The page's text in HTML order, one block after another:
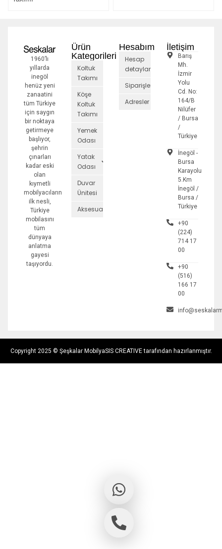
1960’lı
yıllarda
inegöl
henüz yeni
zanaatini
tüm Türkiye
için saygın
bir noktaya
getirmeye
başlıyor,
şehrin
çınarları
kadar eski
olan
kıymetli
mobilyacıların
ilk nesli,
Türkiye
mobilasını
tüm
dünyaya
anlatma
gayesi
taşıyordu.
Ürün
Kategorileri
Koltuk
Takımı
Köşe
Koltuk
Takımı
Yemek
Odası
Yatak
Odası
Duvar
Ünitesi
Aksesuarlar
Hesabım
Hesap
detayları
Siparişler
Adresler
İletişim
Barış
Mh.
İzmir
Yolu
Cd. No:
164/B
Nilüfer
/ Bursa
/
Türkiye
İnegöl -
Bursa
Karayolu
5.Km
İnegöl /
Bursa /
Türkiye
+90
(224)
714 17
00
+90
(516)
166 17
00
Copyright 2025 © Şeşkalar MobilyaSIS CREATIVE tarafından hazırlanmıştır.